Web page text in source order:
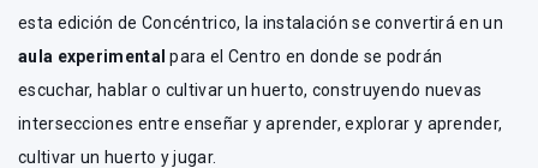
esta edición de Concéntrico, la instalación se convertirá en un
aula experimentalpara el Centro en donde se podrán
escuchar, hablar o cultivar un huerto, construyendo nuevas
intersecciones entre enseñar y aprender, explorar y aprender,
cultivar un huerto y jugar.